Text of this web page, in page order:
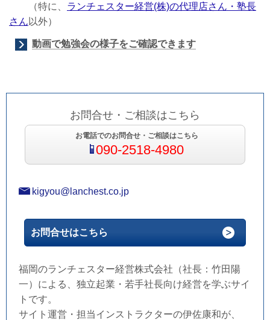
（特に、 ランチェスター経営(株)の代理店さん・塾長
さん 以外）
動画で勉強会の様子をご確認できます
お問合せ・ご相談はこちら
お電話でのお問合せ・ご相談はこちら
090-2518-4980
kigyou@lanchest.co.jp
お問合せはこちら
福岡のランチェスター経営株式会社（社長：竹田陽
一）による、独立起業・若手社長向け経営を学ぶサイ
トです。
サイト運営・担当インストラクターの伊佐康和が、